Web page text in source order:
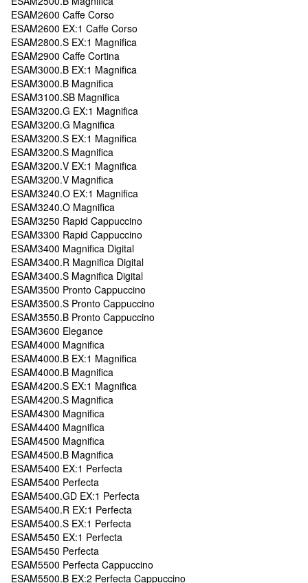
ESAM2600 Caffe Corso
ESAM2600 EX:1 Caffe Corso
ESAM2800.S EX:1 Magnifica
ESAM2900 Caffe Cortina
ESAM3000.B EX:1 Magnifica
ESAM3000.B Magnifica
ESAM3100.SB Magnifica
ESAM3200.G EX:1 Magnifica
ESAM3200.G Magnifica
ESAM3200.S EX:1 Magnifica
ESAM3200.S Magnifica
ESAM3200.V EX:1 Magnifica
ESAM3200.V Magnifica
ESAM3240.O EX:1 Magnifica
ESAM3240.O Magnifica
ESAM3250 Rapid Cappuccino
ESAM3300 Rapid Cappuccino
ESAM3400 Magnifica Digital
ESAM3400.R Magnifica Digital
ESAM3400.S Magnifica Digital
ESAM3500 Pronto Cappuccino
ESAM3500.S Pronto Cappuccino
ESAM3550.B Pronto Cappuccino
ESAM3600 Elegance
ESAM4000 Magnifica
ESAM4000.B EX:1 Magnifica
ESAM4000.B Magnifica
ESAM4200.S EX:1 Magnifica
ESAM4200.S Magnifica
ESAM4300 Magnifica
ESAM4400 Magnifica
ESAM4500 Magnifica
ESAM4500.B Magnifica
ESAM5400 EX:1 Perfecta
ESAM5400 Perfecta
ESAM5400.GD EX:1 Perfecta
ESAM5400.R EX:1 Perfecta
ESAM5400.S EX:1 Perfecta
ESAM5450 EX:1 Perfecta
ESAM5450 Perfecta
ESAM5500 Perfecta Cappuccino
ESAM5500.B EX:2 Perfecta Cappuccino